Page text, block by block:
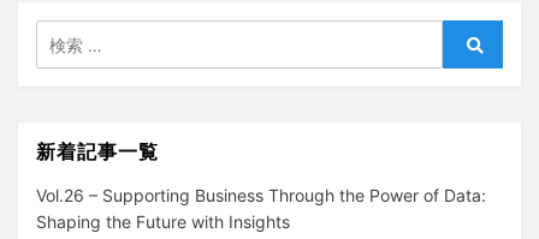
索:
検
新着記事一覧
Vol.26 – Supporting Business Through the Power of Data:
Shaping the Future with Insights